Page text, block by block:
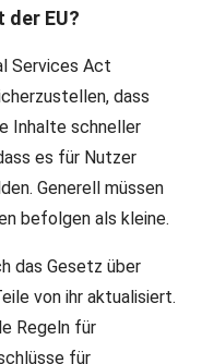
EU?
Services Act
dass
Inhalte schneller
es für Nutzer
Generell müssen
befolgen als kleine.
das Gesetz über
von ihr aktualisiert.
Regeln für
für